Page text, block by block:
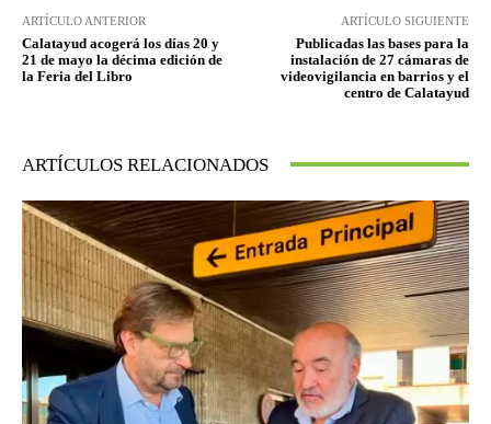
ARTÍCULO ANTERIOR
Calatayud acogerá los días 20 y
21 de mayo la décima edición de
la Feria del Libro
ARTÍCULO SIGUIENTE
Publicadas las bases para la
instalación de 27 cámaras de
videovigilancia en barrios y el
centro de Calatayud
ARTÍCULOS RELACIONADOS